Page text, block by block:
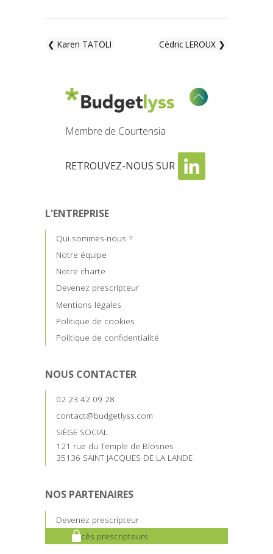
❮ Karen TATOLI Cédric LEROUX ❯
Membre de Courtensia
RETROUVEZ-NOUS SUR
L'ENTREPRISE
Qui sommes-nous ?
Notre équipe
Notre charte
Devenez prescripteur
Mentions légales
Politique de cookies
Politique de confidentialité
NOUS CONTACTER
02 23 42 09 28
contact@budgetlyss.com
SIÈGE SOCIAL
121 rue du Temple de Blosnes
35136 SAINT JACQUES DE LA LANDE
NOS PARTENAIRES
Devenez prescripteur
Accès prescripteurs